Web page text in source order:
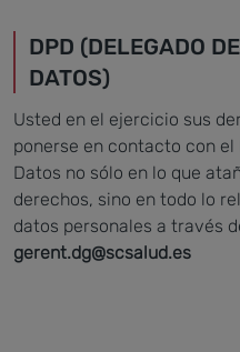
DPD (DELEGADO
DATOS)
Usted en el ejercicio sus
ponerse en contacto con
Datos no sólo en lo que
derechos, sino en todo lo
datos personales a través
gerent.dg@scsalud.es